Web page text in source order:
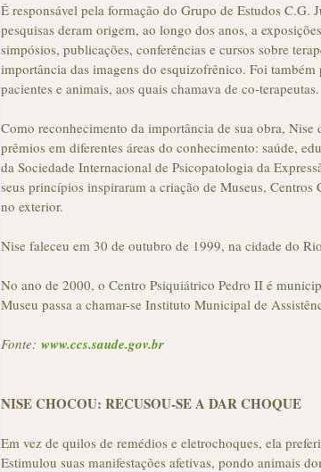
É responsável pela formação do Grupo de Estudos C.G.
pesquisas deram origem, ao longo dos anos, a
simpósios, publicações, conferências e cursos sobre
importância das imagens do esquizofrênico. Foi
pacientes e animais, aos quais chamava de co-terapeutas.
Como reconhecimento da importância de sua obra,
prêmios em diferentes áreas do conhecimento: saúde,
da Sociedade Internacional de Psicopatologia da
seus princípios inspiraram a criação de Museus,
no exterior.
Nise faleceu em 30 de outubro de 1999, na cidade do
No ano de 2000, o Centro Psiquiátrico Pedro II é
Museu passa a chamar-se Instituto Municipal de
Fonte: www.ccs.saude.gov.br
NISE CHOCOU: RECUSOU-SE A DAR CHOQUE
Em vez de quilos de remédios e eletrochoques, ela
Estimulou suas manifestações afetivas, pondo animais